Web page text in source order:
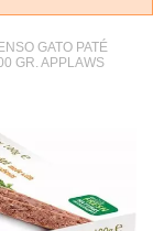
GATO PATÉ
GR. APPLAWS